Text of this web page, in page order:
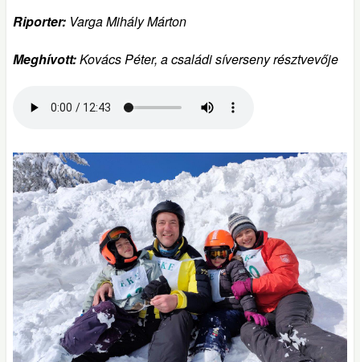
Riporter: Varga Mihály Márton
Meghívott:Kovács Péter, a családi síverseny résztvevője